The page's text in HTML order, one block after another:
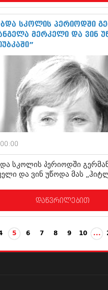
2010 (421)
2010 (422)
2009 (510)
2009 (308)
2009 (382)
2009 (541)
2009 (14)
2009 (118)
0216 (1)
0215 (1)
0215 (1)
0215 (2)
0212 (1)
0212 (2)
სკოლის პერიოდში
მერკელი და ვინ
სკოლის პერიოდში
და ვინ უწოდა მას
დაწვრილებით
5 6 7 8 9 10 ...